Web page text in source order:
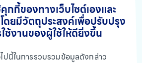
กกี้ของทางเว็บไซต์เองและ
ยมีวัตถุประสงค์เพื่อปรับปรุง
ช้งานของผู้ใช้ให้ดียิ่งขึ้น
ปนี้ในการรวบรวมข้อมูลดังกล่าว